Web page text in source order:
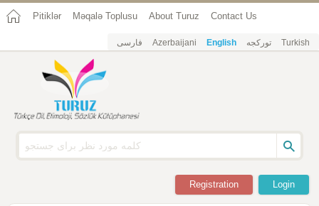
Pitiklər Məqalə Toplusu About Turuz Contact Us
فارسی Azerbaijani English تورکجه Turkish
Login
Registration